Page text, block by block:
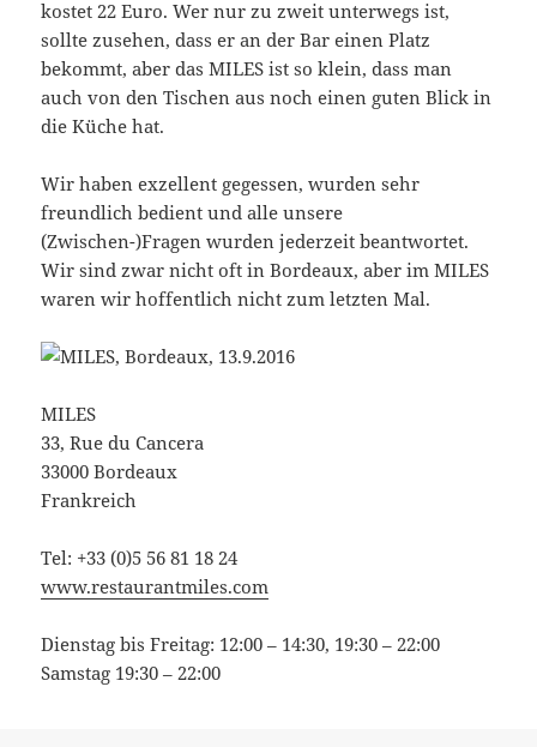
kostet 22 Euro. Wer nur zu zweit unterwegs ist,
sollte zusehen, dass er an der Bar einen Platz
bekommt, aber das MILES ist so klein, dass man
auch von den Tischen aus noch einen guten Blick in
die Küche hat.
Wir haben exzellent gegessen, wurden sehr
freundlich bedient und alle unsere
(Zwischen-)Fragen wurden jederzeit beantwortet.
Wir sind zwar nicht oft in Bordeaux, aber im MILES
waren wir hoffentlich nicht zum letzten Mal.
MILES
33, Rue du Cancera
33000 Bordeaux
Frankreich
Tel: +33 (0)5 56 81 18 24
www.restaurantmiles.com
Dienstag bis Freitag: 12:00 – 14:30, 19:30 – 22:00
Samstag 19:30 – 22:00